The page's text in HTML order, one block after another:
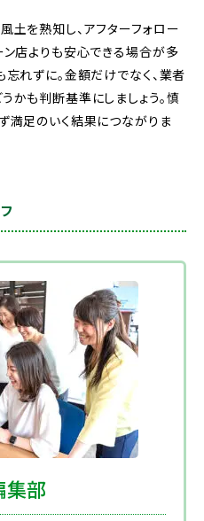
土を熟知し、アフターフォロー
ン店よりも安心できる場合が多
れずに。金額だけでなく、業者
かも判断基準にしましょう。慎
満足のいく結果につながりま
集部